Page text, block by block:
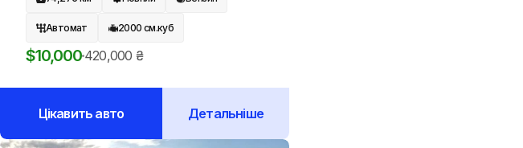
Автомат 2000 см.куб
$10,000 420,000 ₴
Цікавить авто Детальніше